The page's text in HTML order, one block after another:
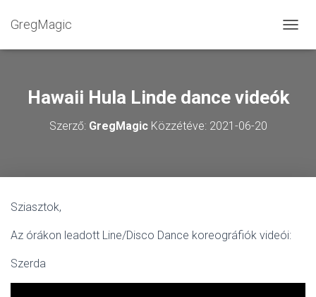
GregMagic
Hawaii Hula Linde dance videók
Szerző: GregMagicKözzétéve: 2021-06-20
Sziasztok,
Az órákon leadott Line/Disco Dance koreográfiók videói:
Szerda